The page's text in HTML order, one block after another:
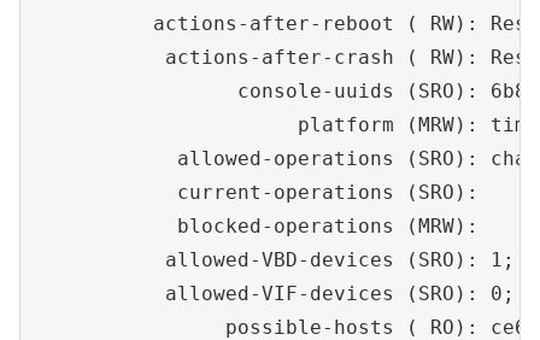
actions-after-reboot ( RW):
actions-after-crash ( RW):
console-uuids (SRO):
platform (MRW):
allowed-operations (SRO):
            current-operations (SRO):
            blocked-operations (MRW):
allowed-VBD-devices (SRO): 1;
allowed-VIF-devices (SRO): 0;
possible-hosts ( RO):